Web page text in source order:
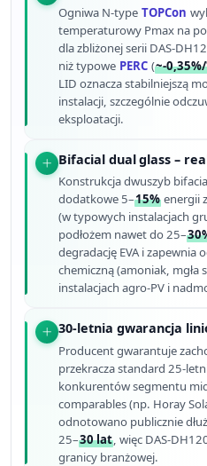
Ogniwa N-type TOPCon
temperaturowy Pmax na
dla zbliżonej serii DAS-
niż typowe PERC (~-0,35%/
LID oznacza stabilniejszą
instalacji, szczególnie
eksploatacji.
Bifacial dual glass –
Konstrukcja dwuszyb
dodatkowe 5–15% energii
(w typowych instalacjach
podłożem nawet do 25–
degradację EVA i zapewnia
chemiczną (amoniak, mgła
instalacjach agro-PV i
30-letnia gwarancja
Producent gwarantuje
przekracza standard 25-
konkurentów segmentu
comparables (np. Horay
odnotowano publicznie
25–30 lat, więc DAS-
granicy branżowej.